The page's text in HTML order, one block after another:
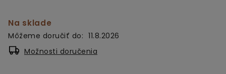
Na sklade
Môžeme doručiť do: 11.8.2026
Možnosti doručenia